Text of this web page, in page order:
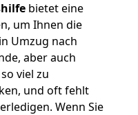
bietet eine
um Ihnen die
Umzug nach
aber auch
viel zu
und oft fehlt
Wenn Sie